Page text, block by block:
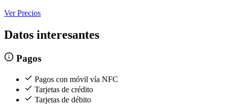
Ver Precios
Datos interesantes
Pagos
Pagos con móvil vía NFC
Tarjetas de crédito
Tarjetas de débito